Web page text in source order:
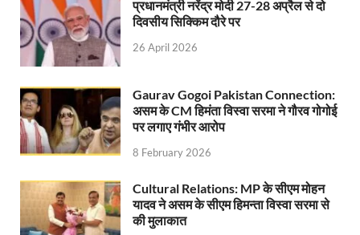
Uttarakhandi Song Launch: मुख्यमंत्री ने पैंली-पैंली बार
Rhythm of the Universe: यशोभूमि में ‘रिदम ऑफ
Voter Mapping: मतदाता मैपिंग आसान बनाने के लिए
Rabri Devi Residence: रात के अंधेरे में खाली होने लगा
Nainital Winter Carnival: मुख्यमंत्री पुष्कर सिंह धामी ने
प्रधानमंत्री नरेंद्र मोदी 27-28 अप्रैल से दो
दिवसीय सिक्किम दौरे पर
26 April 2026
Gaurav Gogoi Pakistan Connection:
असम के CM हिमंता विस्वा सरमा ने गौरव गोगोई
पर लगाए गंभीर आरोप
8 February 2026
Cultural Relations: MP के सीएम मोहन
यादव ने असम के सीएम हिमन्ता विस्वा सरमा से
की मुलाकात